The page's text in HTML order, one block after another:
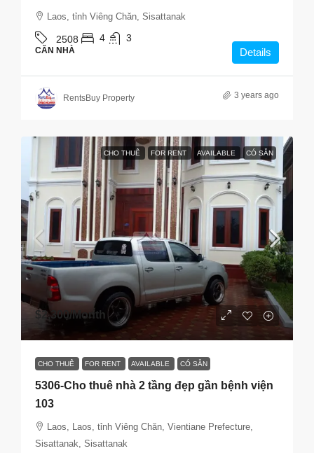
Laos, tỉnh Viêng Chăn, Sisattanak
2508 4 3
CĂN NHÀ Details
RentsBuy Property 3 years ago
CHO THUÊ FOR RENT AVAILABLE CÓ SẴN
$2,300/Month
CHO THUÊ FOR RENT AVAILABLE CÓ SẴN
5306-Cho thuê nhà 2 tầng đẹp gần bệnh viện
103
Laos, Laos, tỉnh Viêng Chăn, Vientiane Prefecture,
Sisattanak, Sisattanak